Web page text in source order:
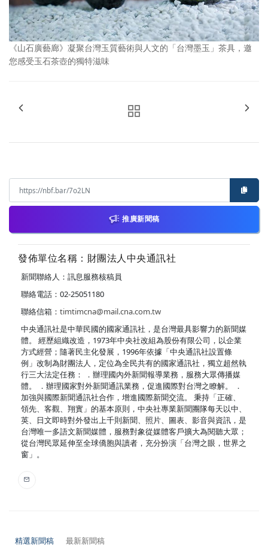
《山石廣藝廊》凝聚台灣玉質藝術與人文的「台灣墨玉」茶具，邀
您感受玉石茶壺的獨特滋味
推廣新聞稿
發佈單位名稱：財團法人中央通訊社
新聞聯絡人：訊息服務核稿員
聯絡電話：02-25051180
聯絡信箱： timtimcna@mail.cna.com.tw
中央通訊社是中華民國的國家通訊社，是台灣最具影響力的新聞媒
體。 經歷組織改造，1973年中央社改組為股份有限公司，以企業
方式經營；隨著民主化發展，1996年依據「中央通訊社設置條
例」改制為財團法人，定位為全民共有的國家通訊社，獨立超然執
行三大法定任務： ．辦理國內外新聞報導業務，服務大眾傳播媒
體。 ．辦理國家對外新聞通訊業務，促進國際對台灣之瞭解。 ．
加強與國際新聞通訊社合作，增進國際新聞交流。 秉持「正確、
領先、客觀、翔實」的基本原則，中央社專業新聞團隊每天以中、
英、日文即時對外發出上千則新聞、照片、圖表、影音與資訊，是
台灣唯一多語文新聞媒體，服務對象從媒體客戶擴大為閱聽大眾；
從台灣民眾延伸至全球僑胞與讀者，充分扮演「台灣之眼，世界之
窗」。
精選新聞稿 最新新聞稿